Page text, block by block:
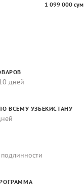
1 099 000 сум
дней
ВСЕМУ УЗБЕКИСТАНУ
подлинности